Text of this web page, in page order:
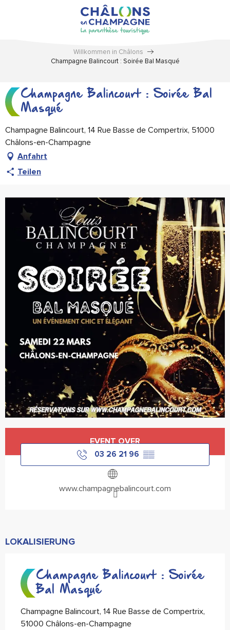
Willkommen in Châlons
Champagne Balincourt : Soirée Bal Masqué
Champagne Balincourt : Soirée Bal
Masqué
Champagne Balincourt, 14 Rue Basse de Compertrix, 51000
Châlons-en-Champagne
Anfahrt
Teilen
EVENT OVER
03 26 21 96 ▒▒
www.champagnebalincourt.com
LOKALISIERUNG
Champagne Balincourt : Soirée
Bal Masqué
Champagne Balincourt, 14 Rue Basse de Compertrix,
51000 Châlons-en-Champagne